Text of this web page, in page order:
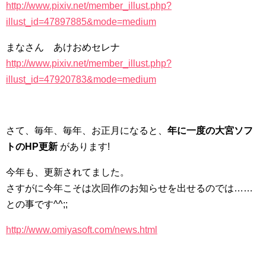
http://www.pixiv.net/member_illust.php?
illust_id=47897885&mode=medium
まなさん あけおめセレナ
http://www.pixiv.net/member_illust.php?
illust_id=47920783&mode=medium
さて、毎年、毎年、お正月になると、 年に一度の大宮ソフ
トのHP更新 があります!
今年も、更新されてました。
さすがに今年こそは次回作のお知らせを出せるのでは……
との事です^^;;
http://www.omiyasoft.com/news.html